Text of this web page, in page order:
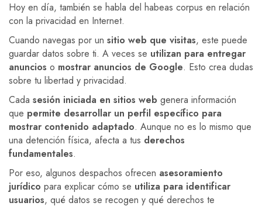
Hoy en día, también se habla del habeas corpus en relación
con la privacidad en Internet.
Cuando navegas por un sitio web que visitas, este puede
guardar datos sobre ti. A veces se utilizan para entregar
anuncios o mostrar anuncios de Google. Esto crea dudas
sobre tu libertad y privacidad.
Cada sesión iniciada en sitios web genera información
que permite desarrollar un perfil específico para
mostrar contenido adaptado. Aunque no es lo mismo que
una detención física, afecta a tus derechos
fundamentales.
Por eso, algunos despachos ofrecen asesoramiento
jurídico para explicar cómo se utiliza para identificar
usuarios, qué datos se recogen y qué derechos te